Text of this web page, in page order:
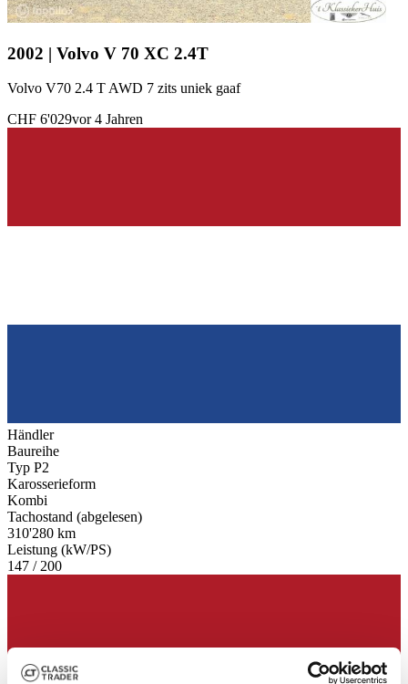
2002 | Volvo V 70 XC 2.4T
Volvo V70 2.4 T AWD 7 zits uniek gaaf
CHF 6'029vor 4 Jahren
Händler
Baureihe
Typ P2
Karosserieform
Kombi
Tachostand (abgelesen)
310'280 km
Leistung (kW/PS)
147 / 200